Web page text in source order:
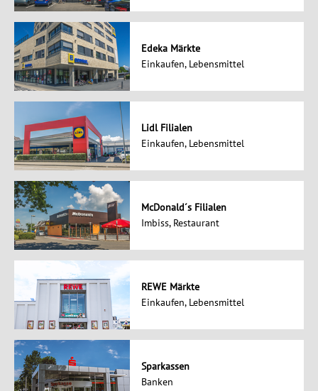
Edeka Märkte
Einkaufen, Lebensmittel
Lidl Filialen
Einkaufen, Lebensmittel
McDonald´s Filialen
Imbiss, Restaurant
REWE Märkte
Einkaufen, Lebensmittel
Sparkassen
Banken